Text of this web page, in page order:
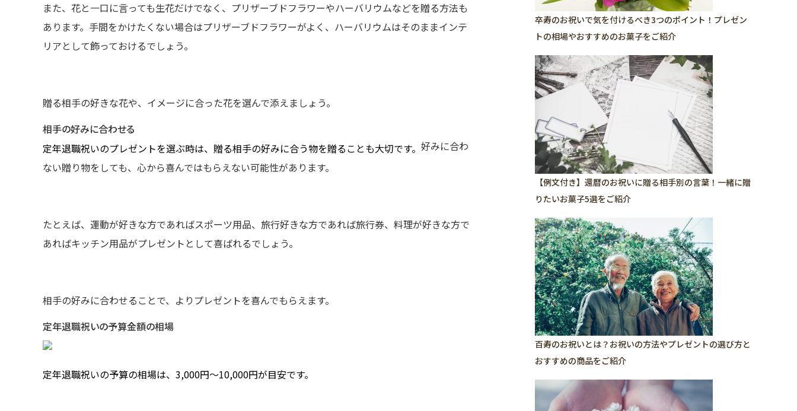
また、花と一口に言っても生花だけでなく、プリザーブドフラワーやハーバリウムなどを贈る方法も
あります。手間をかけたくない場合はプリザーブドフラワーがよく、ハーバリウムはそのままインテ
リアとして飾っておけるでしょう。
贈る相手の好きな花や、イメージに合った花を選んで添えましょう。
相手の好みに合わせる
定年退職祝いのプレゼントを選ぶ時は、贈る相手の好みに合う物を贈ることも大切です。 好みに合わ
ない贈り物をしても、心から喜んではもらえない可能性があります。
たとえば、運動が好きな方であればスポーツ用品、旅行好きな方であれば旅行券、料理が好きな方で
あればキッチン用品がプレゼントとして喜ばれるでしょう。
相手の好みに合わせることで、よりプレゼントを喜んでもらえます。
定年退職祝いの予算金額の相場
定年退職祝いの予算の相場は、3,000円～10,000円が目安です。
卒寿のお祝いで気を付けるべき3つのポイント！プレゼン
トの相場やおすすめのお菓子をご紹介
【例文付き】還暦のお祝いに贈る相手別の言葉！一緒に贈
りたいお菓子5選をご紹介
百寿のお祝いとは？お祝いの方法やプレゼントの選び方と
おすすめの商品をご紹介